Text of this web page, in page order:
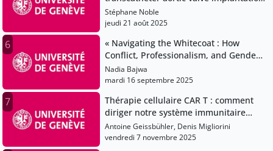
»
Stéphane Noble
jeudi 21 août 2025
6
« Navigating the Whitecoat : How
Conflict, Professionalism, and Gender
Shape Physician Career Choice »
Nadia Bajwa
mardi 16 septembre 2025
7
Thérapie cellulaire CAR T : comment
diriger notre système immunitaire
contre les tumeurs cérébrales
Antoine Geissbühler, Denis Migliorini
vendredi 7 novembre 2025